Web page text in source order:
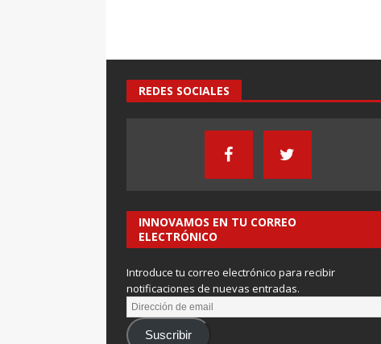
REDES SOCIALES
INNOVAMOS EN TU CORREO
ELECTRÓNICO
Introduce tu correo electrónico para recibir
notificaciones de nuevas entradas.
Suscribir